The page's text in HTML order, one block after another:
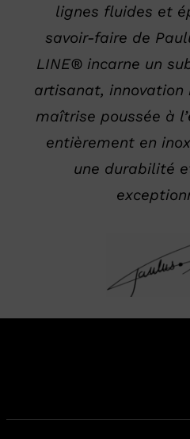
lignes fluides et
savoir-faire de
LINE® incarne un
artisanat,
maîtrise poussée à
entièrement en
une durabilité